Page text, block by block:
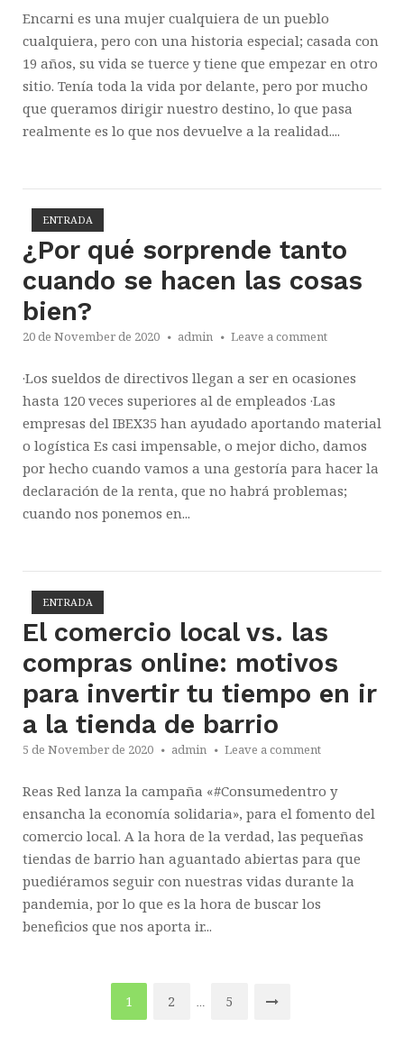
Encarni es una mujer cualquiera de un pueblo
cualquiera, pero con una historia especial; casada con
19 años, su vida se tuerce y tiene que empezar en otro
sitio. Tenía toda la vida por delante, pero por mucho
que queramos dirigir nuestro destino, lo que pasa
realmente es lo que nos devuelve a la realidad....
ENTRADA
¿Por qué sorprende tanto
cuando se hacen las cosas
bien?
20 de November de 2020 admin Leave a comment
·Los sueldos de directivos llegan a ser en ocasiones
hasta 120 veces superiores al de empleados ·Las
empresas del IBEX35 han ayudado aportando material
o logística Es casi impensable, o mejor dicho, damos
por hecho cuando vamos a una gestoría para hacer la
declaración de la renta, que no habrá problemas;
cuando nos ponemos en...
ENTRADA
El comercio local vs. las
compras online: motivos
para invertir tu tiempo en ir
a la tienda de barrio
5 de November de 2020 admin Leave a comment
Reas Red lanza la campaña «#Consumedentro y
ensancha la economía solidaria», para el fomento del
comercio local. A la hora de la verdad, las pequeñas
tiendas de barrio han aguantado abiertas para que
puediéramos seguir con nuestras vidas durante la
pandemia, por lo que es la hora de buscar los
beneficios que nos aporta ir...
1 2 … 5